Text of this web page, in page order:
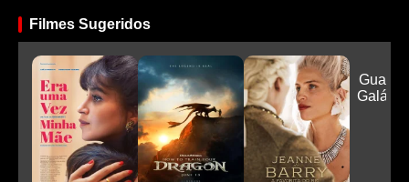
Filmes Sugeridos